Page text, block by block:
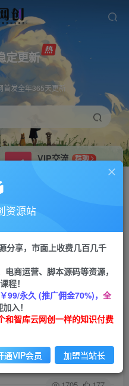
定更新
首发全年365天更新
VIP交流
群聊
研究探讨更多创业项目路子。
APP下载
GO
元，制作简单，收益
关注 私信
资源站
分享，市面上收费几百几千
商运营、脚本源码等资源，
程！
99/永久 (推广佣金70%)， 全
入！
和智库云网创一样的知识付费
通VIP会员 加盟当站长